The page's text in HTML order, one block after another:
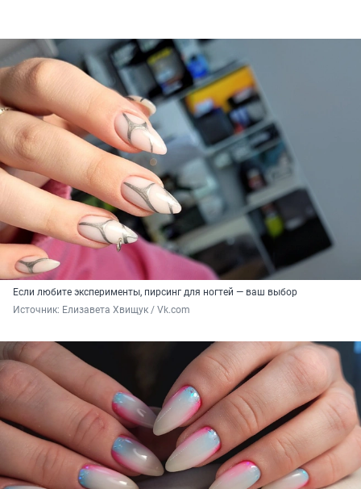
Если любите эксперименты, пирсинг для ногтей — ваш выбор
Источник: Елизавета Хвищук / Vk.com